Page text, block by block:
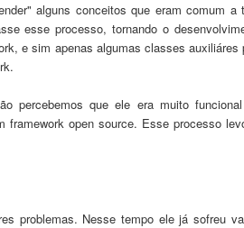
alguns conceitos que eramcomum a
esse processo, tornando o
e sim apenas algumas classes auxiliáres
percebemos que ele era muito
framework opensource. Esse processo
problemas. Nesse tempo elejá sofreu